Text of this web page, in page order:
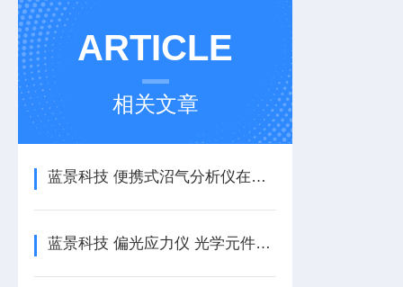
ARTICLE
相关文章
蓝景科技 便携式沼气分析仪在工业现场中的应用优势
蓝景科技 偏光应力仪 光学元件研发关键表征工具